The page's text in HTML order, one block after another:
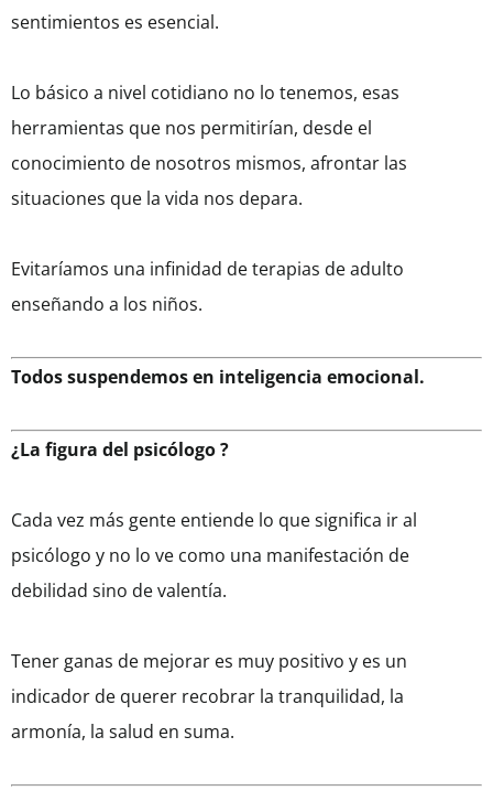
sentimientos es esencial.
Lo básico a nivel cotidiano no lo tenemos, esas
herramientas que nos permitirían, desde el
conocimiento de nosotros mismos, afrontar las
situaciones que la vida nos depara.
Evitaríamos una infinidad de terapias de adulto
enseñando a los niños.
Todos suspendemos en inteligencia emocional.
¿La figura del psicólogo ?
Cada vez más gente entiende lo que significa ir al
psicólogo y no lo ve como una manifestación de
debilidad sino de valentía.
Tener ganas de mejorar es muy positivo y es un
indicador de querer recobrar la tranquilidad, la
armonía, la salud en suma.